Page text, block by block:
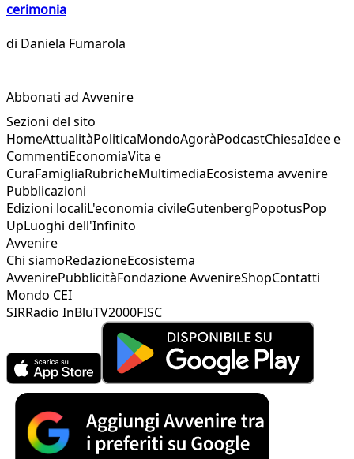
cerimonia
di Daniela Fumarola
Abbonati ad Avvenire
Sezioni del sito
HomeAttualitàPoliticaMondoAgoràPodcastChiesaIdee e
CommentiEconomiaVita e
CuraFamigliaRubricheMultimediaEcosistema avvenire
Pubblicazioni
Edizioni localiL'economia civileGutenbergPopotusPop
UpLuoghi dell'Infinito
Avvenire
Chi siamoRedazioneEcosistema
AvvenirePubblicitàFondazione AvvenireShopContatti
Mondo CEI
SIRRadio InBluTV2000FISC